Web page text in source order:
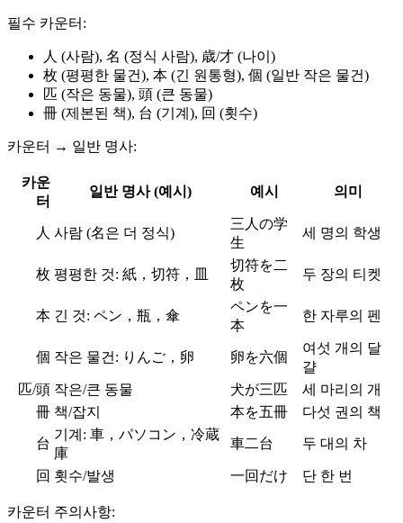
필수 카운터:
人 (사람), 名 (정식 사람), 歳/才 (나이)
枚 (평평한 물건), 本 (긴 원통형), 個 (일반 작은 물건)
匹 (작은 동물), 頭 (큰 동물)
冊 (제본된 책), 台 (기계), 回 (횟수)
카운터 → 일반 명사:
카운
터
일반 명사 (예시) 예시 의미
人 사람 (名은 더 정식)
三人の学
生
세 명의 학생
枚 평평한 것: 紙，切符，皿
切符を二
枚
두 장의 티켓
本 긴 것: ペン，瓶，傘
ペンを一
本
한 자루의 펜
個 작은 물건: りんご，卵 卵を六個
여섯 개의 달
걀
匹/頭 작은/큰 동물 犬が三匹
세 마리의 개
冊 책/잡지 本を五冊 다섯 권의 책
台
기계: 車，パソコン，冷蔵
庫
車二台 두 대의 차
回 횟수/발생 一回だけ 단 한 번
카운터 주의사항: